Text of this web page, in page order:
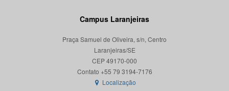
Campus Laranjeiras
Praça Samuel de Oliveira, s/n, Centro
Laranjeiras/SE
CEP 49170-000
Localização